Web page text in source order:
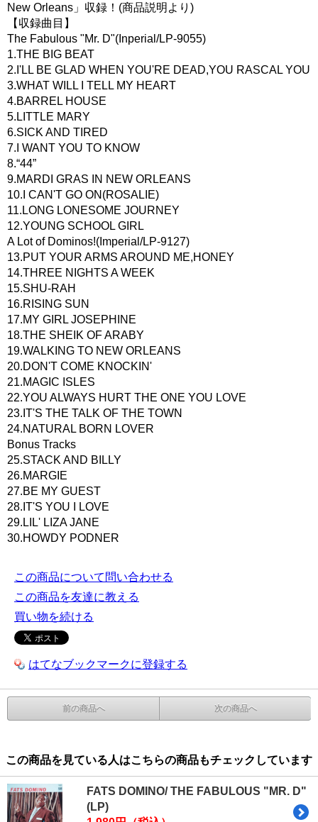
New Orleans」収録！(商品説明より)
【収録曲目】
The Fabulous "Mr. D"(Inperial/LP-9055)
1.THE BIG BEAT
2.I'LL BE GLAD WHEN YOU'RE DEAD,YOU RASCAL YOU
3.WHAT WILL I TELL MY HEART
4.BARREL HOUSE
5.LITTLE MARY
6.SICK AND TIRED
7.I WANT YOU TO KNOW
8.“44”
9.MARDI GRAS IN NEW ORLEANS
10.I CAN'T GO ON(ROSALIE)
11.LONG LONESOME JOURNEY
12.YOUNG SCHOOL GIRL
A Lot of Dominos!(Imperial/LP-9127)
13.PUT YOUR ARMS AROUND ME,HONEY
14.THREE NIGHTS A WEEK
15.SHU-RAH
16.RISING SUN
17.MY GIRL JOSEPHINE
18.THE SHEIK OF ARABY
19.WALKING TO NEW ORLEANS
20.DON'T COME KNOCKIN'
21.MAGIC ISLES
22.YOU ALWAYS HURT THE ONE YOU LOVE
23.IT'S THE TALK OF THE TOWN
24.NATURAL BORN LOVER
Bonus Tracks
25.STACK AND BILLY
26.MARGIE
27.BE MY GUEST
28.IT'S YOU I LOVE
29.LIL' LIZA JANE
30.HOWDY PODNER
この商品について問い合わせる
この商品を友達に教える
買い物を続ける
はてなブックマークに登録する
前の商品へ 次の商品へ
この商品を見ている人はこちらの商品もチェックしています
FATS DOMINO/ THE FABULOUS "MR. D"
(LP)